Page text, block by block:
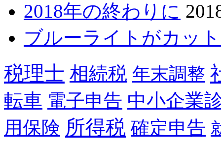
2018年の終わりに
ブルーライトがカッ
税理士 相続税 年末調整
転車 電子申告 中小企業
用保険 所得税 確定申告